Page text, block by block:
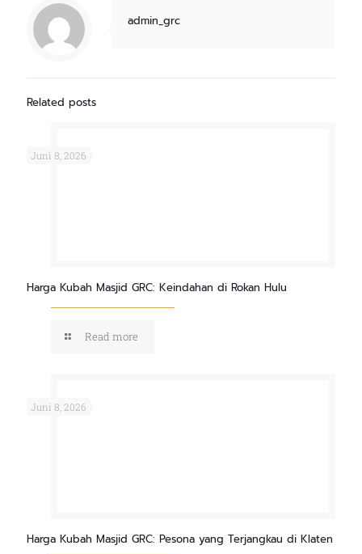
admin_grc
Related posts
Juni 8, 2026
Harga Kubah Masjid GRC: Keindahan di Rokan Hulu
Read more
Juni 8, 2026
Harga Kubah Masjid GRC: Pesona yang Terjangkau di Klaten